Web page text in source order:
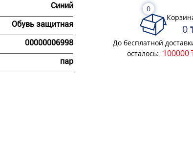
Синий
Обувь защитная
00000006998
пар
0
0
До бесплатной
осталось: 100000